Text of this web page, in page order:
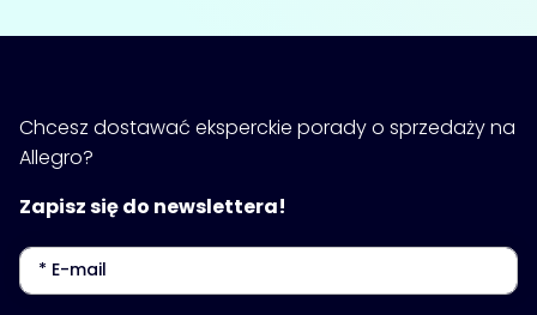
Chcesz dostawać eksperckie porady o sprzedaży na
Allegro?
Zapisz się do newslettera!